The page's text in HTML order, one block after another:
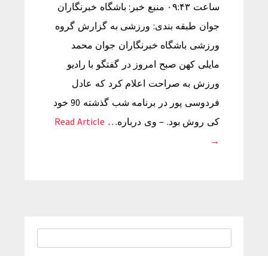
ساعت ۰۹:۴۳ منبع خبر: باشگاه خبرنگاران
جوان طبقه بندی: ورزشی به گزارش گروه
ورزشی باشگاه خبرنگاران جوان محمد
مایلی کهن صبح امروز در گفتگو با رادیو
ورزش به صراحت اعلام کرد که عادل
فردوسی پور در برنامه شب گذشته 90 خود
کی روش بود. – وی درباره… Read Article
→